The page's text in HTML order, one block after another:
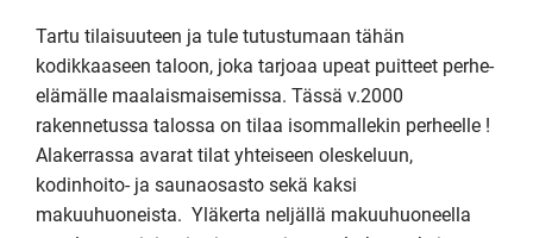
Tartu tilaisuuteen ja tule tutustumaan tähän
kodikkaaseen taloon, joka tarjoaa upeat puitteet perhe-
elämälle maalaismaisemissa. Tässä v.2000
rakennetussa talossa on tilaa isommallekin perheelle !
Alakerrassa avarat tilat yhteiseen oleskeluun,
kodinhoito- ja saunaosasto sekä kaksi
makuuhuoneista.  Yläkerta neljällä makuuhuoneella